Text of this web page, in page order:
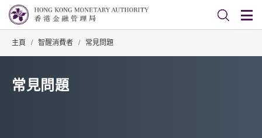
主頁 / 智醒消費者 / 常見問題
常見問題